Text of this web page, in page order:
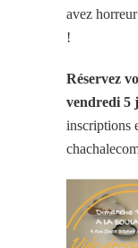
avez
!
Réservez
vendredi 5
inscriptions